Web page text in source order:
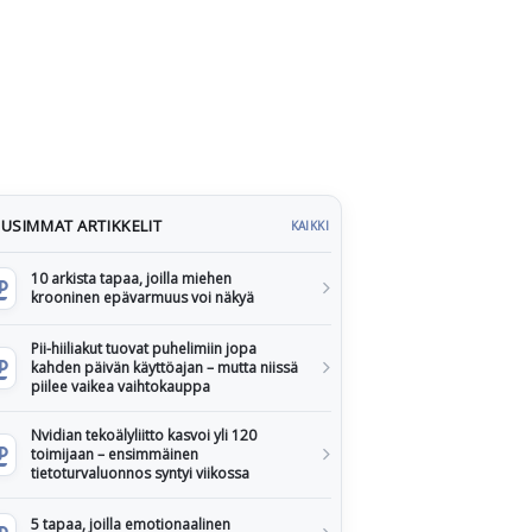
ARTIKKELIT KAIKKI
10 arkista tapaa, joilla miehen
krooninen epävarmuus voi näkyä
Pii-hiiliakut tuovat puhelimiin jopa
kahden päivän käyttöajan – mutta niissä
piilee vaikea vaihtokauppa
Nvidian tekoälyliitto kasvoi yli 120
toimijaan – ensimmäinen
tietoturvaluonnos syntyi viikossa
5 tapaa, joilla emotionaalinen